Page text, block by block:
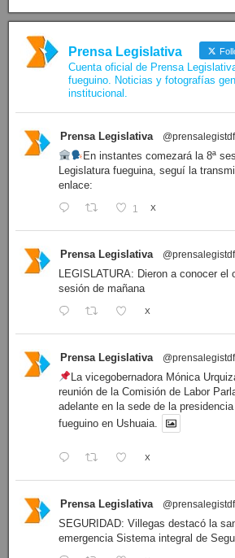
Prensa Legislativa
Cuenta oficial de Prensa
fueguino. Noticias y fotografías
institucional.
Prensa Legislativa @prensalegistdf
En instantes comezará la 8ª
Legislatura fueguina, seguí la
enlace:
1 X
Prensa Legislativa @prensalegistdf
LEGISLATURA: Dieron a conocer el
sesión de mañana
X
Prensa Legislativa @prensalegistdf
La vicegobernadora Mónica
reunión de la Comisión de Labor
adelante en la sede de la
fueguino en Ushuaia.
X
Prensa Legislativa @prensalegistdf
SEGURIDAD: Villegas destacó la
emergencia Sistema integral de